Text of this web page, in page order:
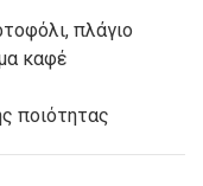
πλάγιο
καφέ
ποιότητας